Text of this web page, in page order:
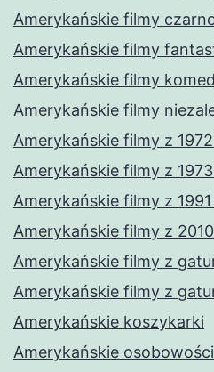
Amerykańskie filmy
Amerykańskie filmy
Amerykańskie filmy
Amerykańskie filmy
Amerykańskie filmy z
Amerykańskie filmy z
Amerykańskie filmy z
Amerykańskie filmy z
Amerykańskie filmy z
Amerykańskie filmy z
Amerykańskie koszykarki
Amerykańskie